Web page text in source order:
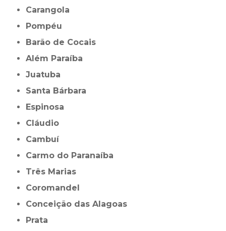
Carangola
Pompéu
Barão de Cocais
Além Paraíba
Juatuba
Santa Bárbara
Espinosa
Cláudio
Cambuí
Carmo do Paranaíba
Três Marias
Coromandel
Conceição das Alagoas
Prata